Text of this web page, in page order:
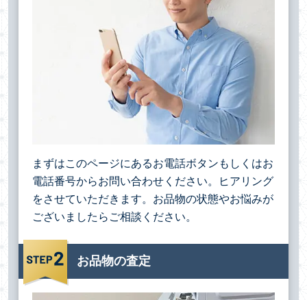
まずはこのページにあるお電話ボタンもしくはお
電話番号からお問い合わせください。ヒアリング
をさせていただきます。お品物の状態やお悩みが
ございましたらご相談ください。
お品物の査定